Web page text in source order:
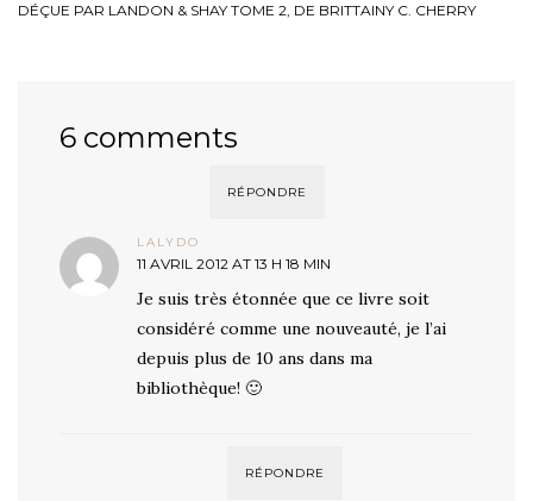
DÉÇUE PAR LANDON & SHAY TOME 2, DE BRITTAINY C. CHERRY
6 comments
RÉPONDRE
LALYDO
11 AVRIL 2012 AT 13 H 18 MIN
Je suis très étonnée que ce livre soit
considéré comme une nouveauté, je l’ai
depuis plus de 10 ans dans ma
bibliothèque! 🙂
RÉPONDRE